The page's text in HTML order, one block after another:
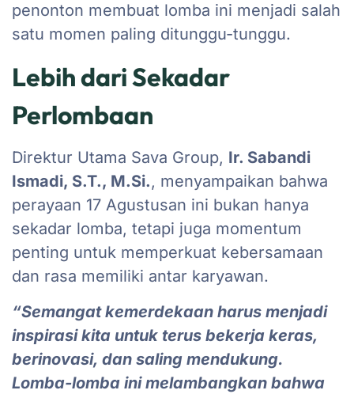
penonton membuat lomba ini menjadi salah
satu momen paling ditunggu-tunggu.
Lebih dari Sekadar
Perlombaan
Direktur Utama Sava Group, Ir. Sabandi
Ismadi, S.T., M.Si., menyampaikan bahwa
perayaan 17 Agustusan ini bukan hanya
sekadar lomba, tetapi juga momentum
penting untuk memperkuat kebersamaan
dan rasa memiliki antar karyawan.
“Semangat kemerdekaan harus menjadi
inspirasi kita untuk terus bekerja keras,
berinovasi, dan saling mendukung.
Lomba-lomba ini melambangkan bahwa